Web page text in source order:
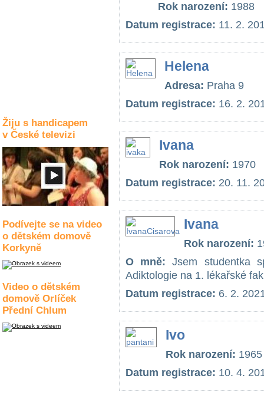
Žiju s handicapem
v České televizi
Podívejte se na video
o dětském domově
Korkyně
Video o dětském
domově Orlíček
Přední Chlum
Rok narození: 1988
Datum registrace: 11. 2.
Helena
Adresa: Praha 9
Datum registrace: 16. 2.
Ivana
Rok narození: 1970
Datum registrace: 20. 11.
Ivana
Rok narození:
O mně: Jsem studentka
Adiktologie na 1. lékařské
Datum registrace: 6. 2.
Ivo
Rok narození: 1965
Datum registrace: 10. 4.